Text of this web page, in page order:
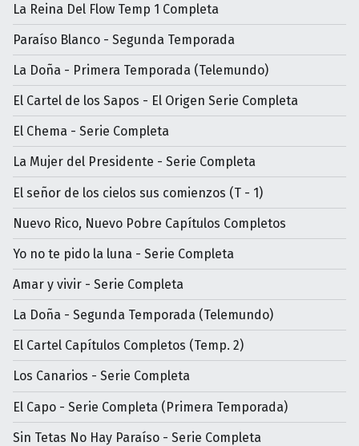
La Reina Del Flow Temp 1 Completa
Paraíso Blanco - Segunda Temporada
La Doña - Primera Temporada (Telemundo)
El Cartel de los Sapos - El Origen Serie Completa
El Chema - Serie Completa
La Mujer del Presidente - Serie Completa
El señor de los cielos sus comienzos (T - 1)
Nuevo Rico, Nuevo Pobre Capítulos Completos
Yo no te pido la luna - Serie Completa
Amar y vivir - Serie Completa
La Doña - Segunda Temporada (Telemundo)
El Cartel Capítulos Completos (Temp. 2)
Los Canarios - Serie Completa
El Capo - Serie Completa (Primera Temporada)
Sin Tetas No Hay Paraíso - Serie Completa